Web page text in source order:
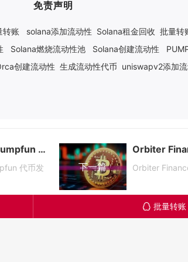
免责声明
转账 solana添加流动性 Solana租金回收 批量转
Solana燃烧流动性池 Solana创建流动性
创建流动性 生成流动性代币 uniswapv2添加
退出流动性机器：揭秘 Pumpfun 代币发行的内部狙击套利
代币发
下一篇
Orbiter
Orbiter
󦊱 批量转账